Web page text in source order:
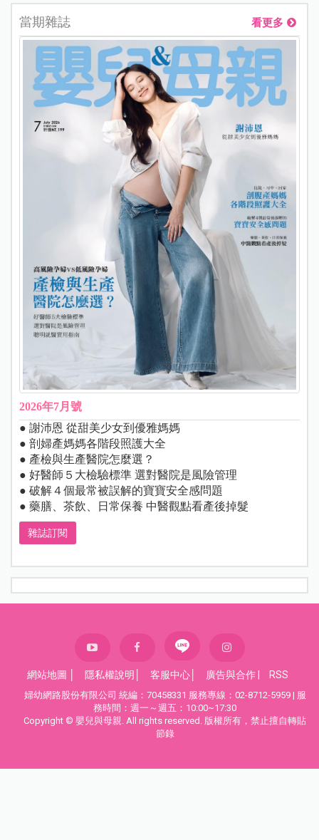
當期雜誌 看更多
2026年7月號
● 謝沛恩 從甜美少女到優雅媽媽
● 剖婦產媽媽各階段照護大全
● 產檢與生產醫院怎麼選？
● 好醫師５大檢驗標準 選對醫院是風險管理
● 破解４個最常被誤解的寶寶安全感問題
● 藥膳、茶飲、日常保養 中醫觀點看產後掉髮
雜誌訂閱
網站地圖 隱私權說明 客服中心 廣告與合作| RSS
婦幼網路股份有限公司 統編：70458331 服務專線：02-8712-5959 | 服
務時間：週一～週五：10:00~17:30
Copyright © 嬰兒與母親. All rights reserved. 版權所有，禁止擅自轉貼
節錄